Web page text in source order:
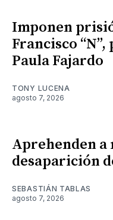
Imponen
Francisco
Paula Fajardo
TONY LUCENA
agosto 7, 2026
Aprehenden a
desaparición
SEBASTIÁN TABLAS
agosto 7, 2026